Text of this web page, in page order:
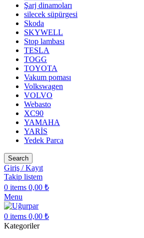
Şarj dinamoları
silecek süpürgesi
Skoda
SKYWELL
Stop lambası
TESLA
TOGG
TOYOTA
Vakum poması
Volkswagen
VOLVO
Webasto
XC90
YAMAHA
YARİS
Yedek Parca
Search
Giriş / Kayıt
Takip listem
0 items 0,00 ₺
Menu
0 items 0,00 ₺
Kategoriler